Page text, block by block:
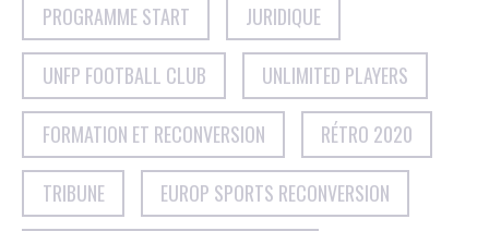
PROGRAMME START JURIDIQUE
UNFP FOOTBALL CLUB UNLIMITED PLAYERS
FORMATION ET RECONVERSION RÉTRO 2020
TRIBUNE EUROP SPORTS RECONVERSION